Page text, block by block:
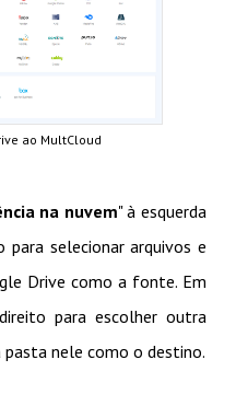
ao MultCloud
na nuvem" à esquerda
para selecionar arquivos e
Drive como a fonte. Em
para escolher outra
nele como o destino.